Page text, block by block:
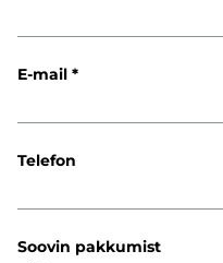
E-mail
Telefon
Soovin pakkumist